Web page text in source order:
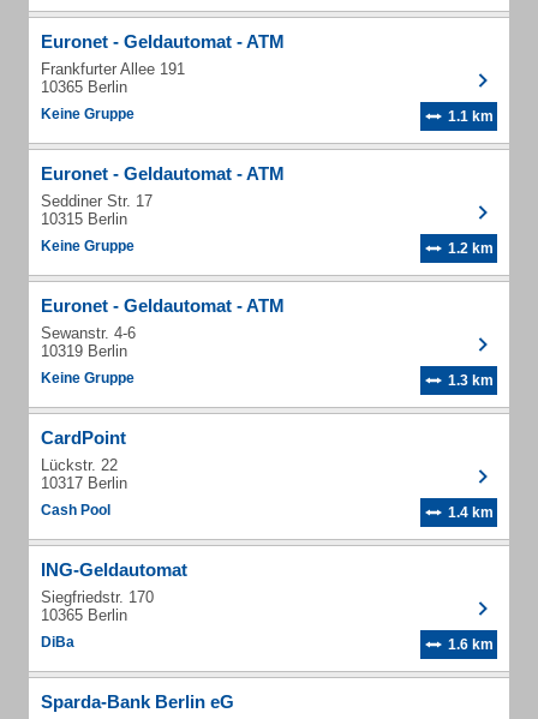
Euronet - Geldautomat - ATM
Frankfurter Allee 191
10365 Berlin
Keine Gruppe 1.1 km
Euronet - Geldautomat - ATM
Seddiner Str. 17
10315 Berlin
Keine Gruppe 1.2 km
Euronet - Geldautomat - ATM
Sewanstr. 4-6
10319 Berlin
Keine Gruppe 1.3 km
CardPoint
Lückstr. 22
10317 Berlin
Cash Pool 1.4 km
ING-Geldautomat
Siegfriedstr. 170
10365 Berlin
DiBa 1.6 km
Sparda-Bank Berlin eG